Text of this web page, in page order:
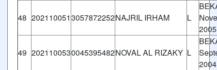
48 2021100513057872252NAJRIL IRHAM L
2005
49 2021100530045395482NOVAL AL RIZAKY L
2004